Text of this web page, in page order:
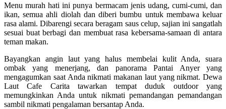
Menu murah hati ini punya bermacam jenis udang, cumi-cumi, dan
ikan, semua ahli diolah dan diberi bumbu untuk membawa keluar
rasa alami. Dibarengi secara beragam saus celup, sajian ini sangatlah
sesuai buat berbagi dan membuat rasa kebersama-samaan di antara
teman makan.
Bayangkan angin laut yang halus membelai kulit Anda, suara
ombak yang menerjang, dan panorama Pantai Anyer yang
mengagumkan saat Anda nikmati makanan laut yang nikmat. Dewa
Laut Cafe Carita tawarkan tempat duduk outdoor yang
memungkinkan Anda untuk nikmati pemandangan pemandangan
sambil nikmati pengalaman bersantap Anda.